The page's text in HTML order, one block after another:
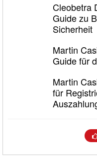
Cleobetra
Guide zu
Sicherheit
Martin
Guide für
Martin
für